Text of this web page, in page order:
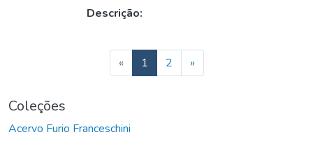
Descrição:
« 1 2 »
Coleções
Acervo Furio Franceschini